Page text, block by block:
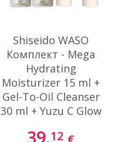
Shiseido WASO
Комплект - Mega
Hydrating
Moisturizer 15 ml +
Gel-To-Oil Cleanser
30 ml + Yuzu C Glow
Mask 15 ml + Pore
39.12